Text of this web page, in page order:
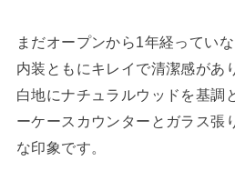
まだオープンから1年経ってい
内装ともにキレイで清潔感があ
白地にナチュラルウッドを基調
ーケースカウンターとガラス張
な印象です。